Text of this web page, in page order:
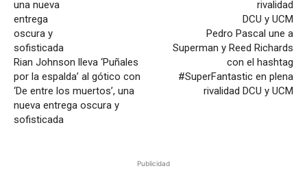
Rian Johnson lleva ‘Puñales
por la espalda’ al gótico con
‘De entre los muertos’, una
nueva entrega oscura y
sofisticada
Pedro Pascal une a
Superman y Reed Richards
con el hashtag
#SuperFantastic en plena
rivalidad DCU y UCM
Publicidad